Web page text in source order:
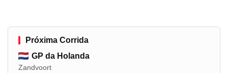
Próxima Corrida
GP da Holanda
Zandvoort